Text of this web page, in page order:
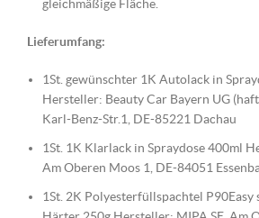
gleichmäßige Fläche.
Lieferumfang:
1St. gewünschter 1K Autolack in
Hersteller: Beauty Car Bayern UG
Karl-Benz-Str.1, DE-85221 Dachau
1St. 1K Klarlack in Spraydose 400ml
Am Oberen Moos 1, DE-84051
1St. 2K Polyesterfüllspachtel